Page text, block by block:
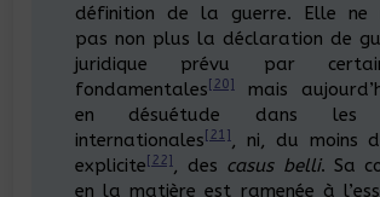
définition de la guerre. Elle ne
pas non plus la déclaration de
juridique prévu par
fondamentales[20]mais
en désuétude dans les
internationales[21], ni, du moins
explicite[22], des casus belli. Sa
en la matière est ramenée à